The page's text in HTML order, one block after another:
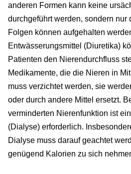
anderen Formen kann keine
durchgeführt werden, sondern nur
Folgen können aufgehalten
Entwässerungsmittel (Diuretika)
Patienten den Nierendurchfluss
Medikamente, die die Nieren in
muss verzichtet werden, sie
oder durch andere Mittel ersetzt.
verminderten Nierenfunktion ist
(Dialyse) erforderlich.
Dialyse muss darauf geachtet
genügend Kalorien zu sich